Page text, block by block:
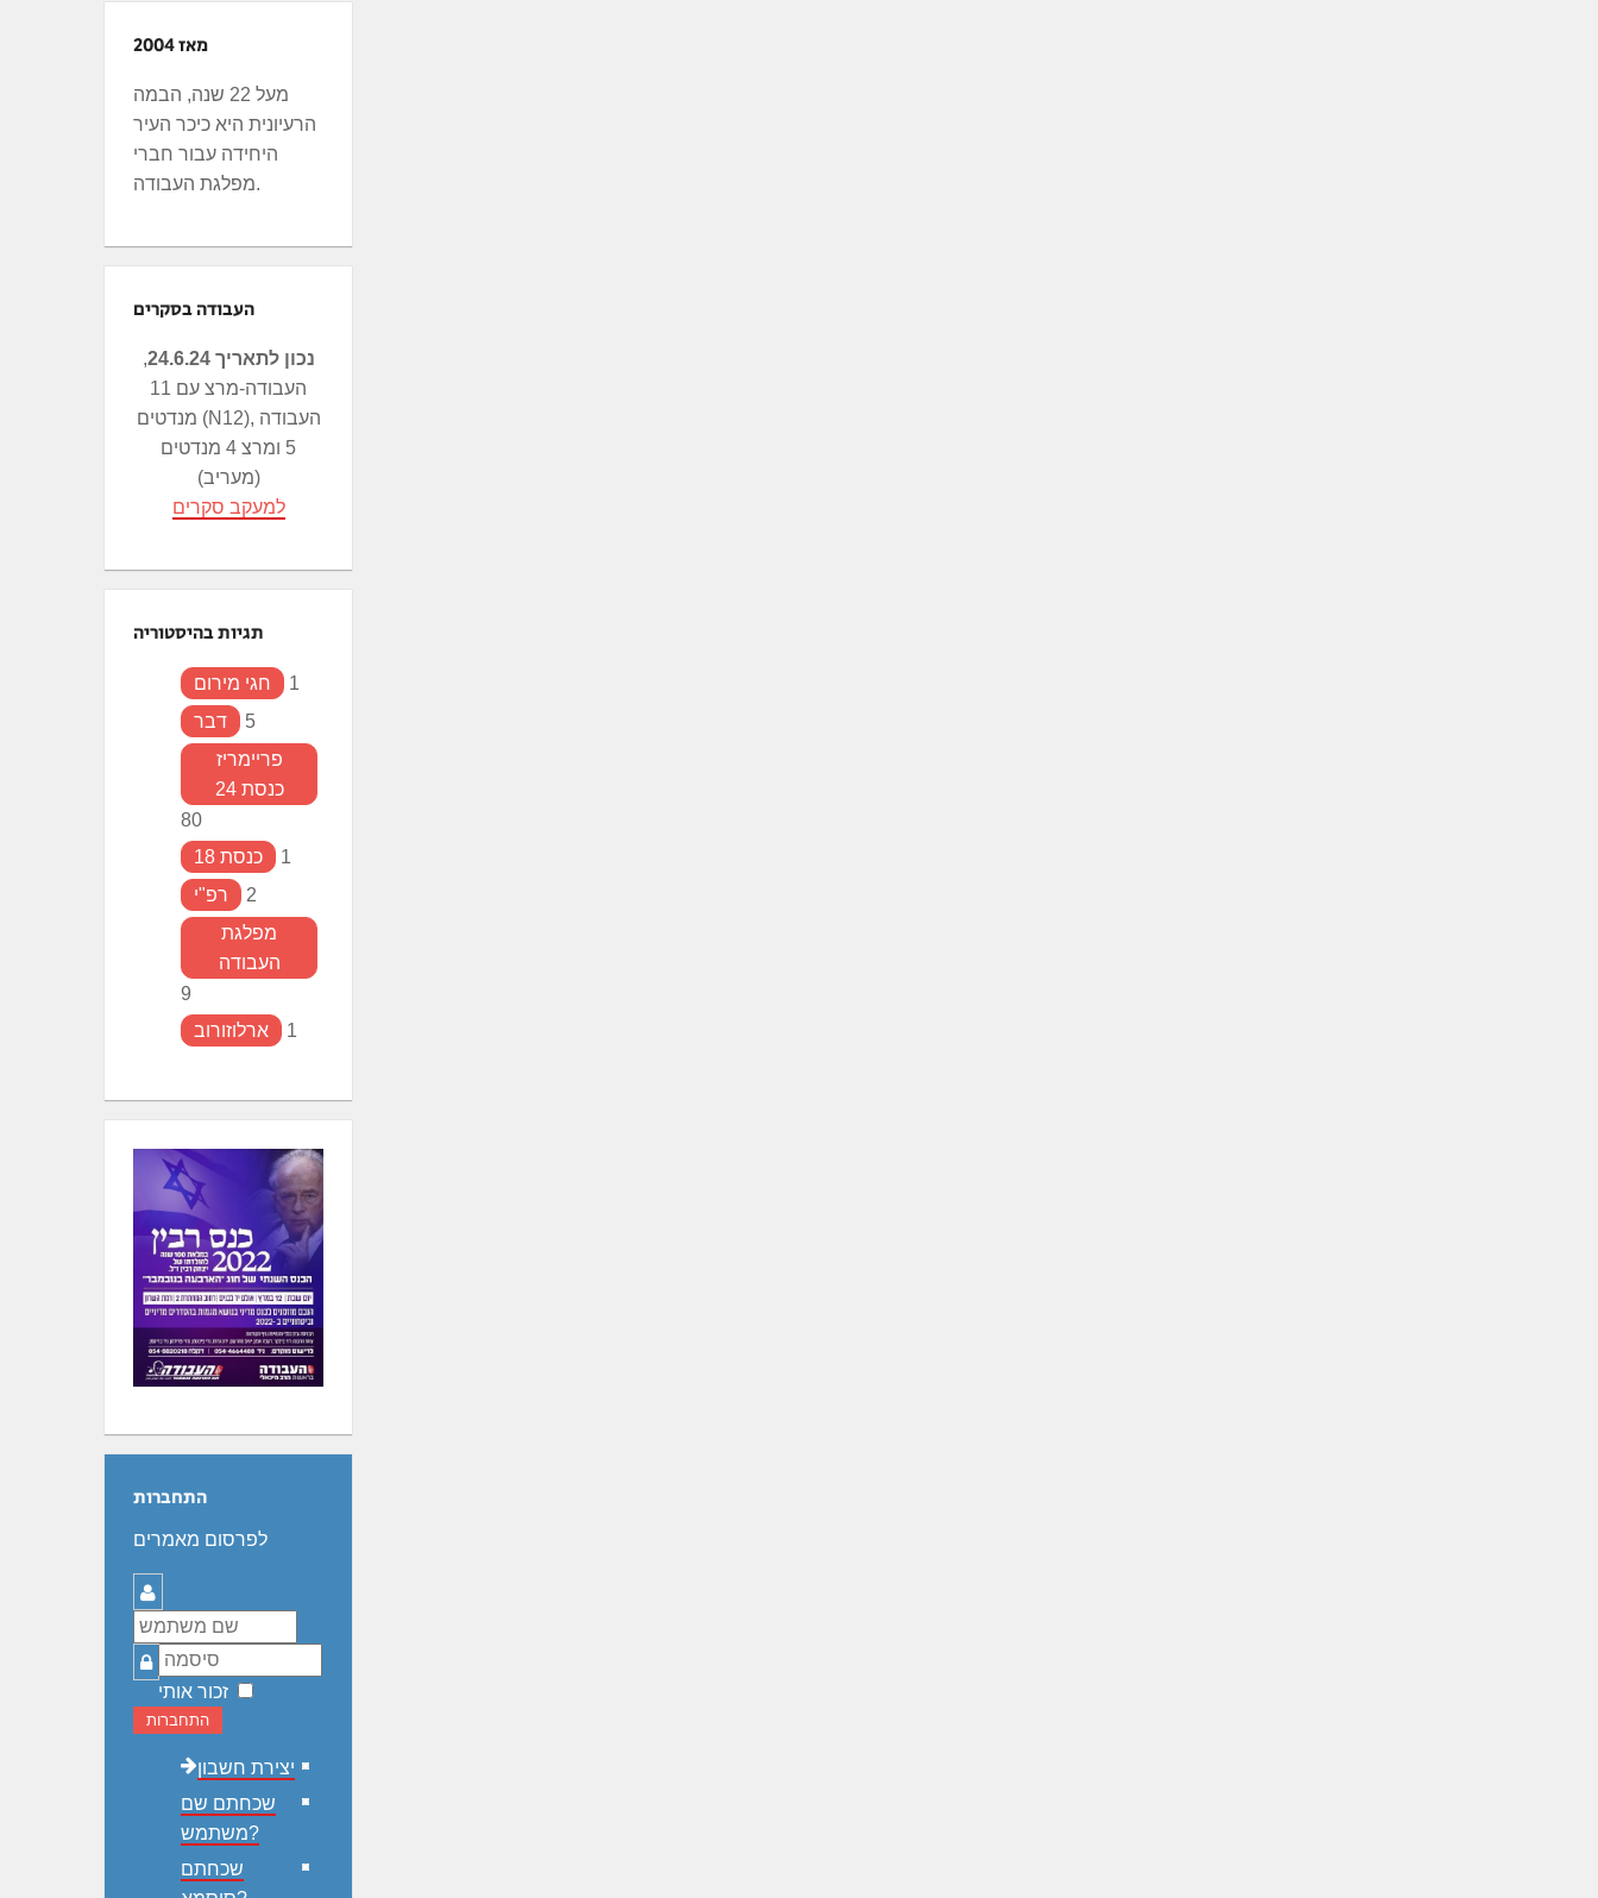
מאז 2004
מעל 22 שנה, הבמה
הרעיונית היא כיכר העיר
היחידה עבור חברי
מפלגת העבודה.
העבודה בסקרים
נכון לתאריך 24.6.24
,
העבודה-מרצ עם 11
מנדטים (N12), העבודה
5 ומרצ 4 מנדטים
(מעריב)
למעקב סקרים
תגיות בהיסטוריה
חגי מירום
1
דבר
5
פריימריז
כנסת 24
80
כנסת 18
1
רפ"י
2
מפלגת
העבודה
9
ארלוזורוב
1
התחברות
לפרסום מאמרים
שם
משתמש
סיסמה
זכור אותי
התחברות
יצירת חשבון
שכחתם שם
משתמש?
שכחתם